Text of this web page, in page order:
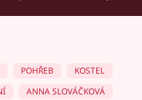
POHŘEB
KOSTEL
ANNA SLOVÁČKOVÁ